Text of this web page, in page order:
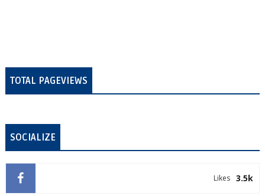
TOTAL PAGEVIEWS
SOCIALIZE
3.5k
Likes